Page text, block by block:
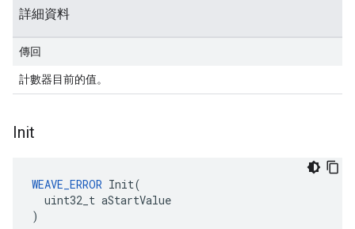
詳細資料
傳回
計數器目前的值。
Init
WEAVE_ERROR Init(
  uint32_t aStartValue
)